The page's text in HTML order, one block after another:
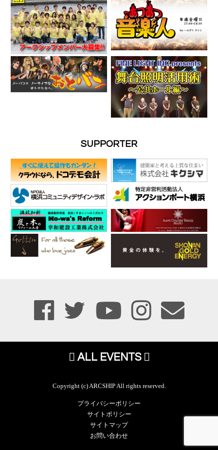
SUPPORTER
ALL EVENTS
Copyright (c) ARCSHIP All rights reserved.
プライバシーポリシー
サイトポリシー
サイトマップ
お問い合わせ